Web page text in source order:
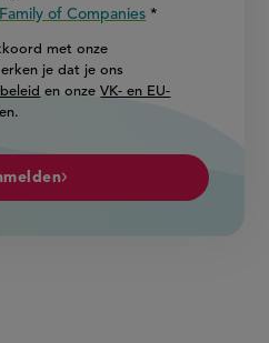
of Companies
met onze
je dat je ons
en onzeVK- en EU-